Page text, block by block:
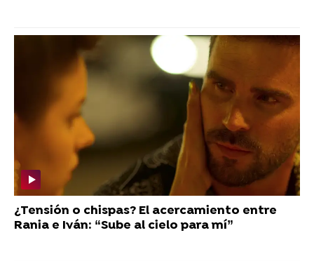
¿Tensión o chispas? El acercamiento entre
Rania e Iván: “Sube al cielo para mí”